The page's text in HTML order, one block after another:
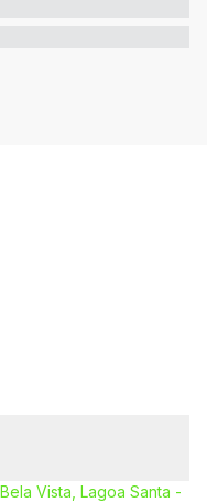
Vista, Lagoa Santa -